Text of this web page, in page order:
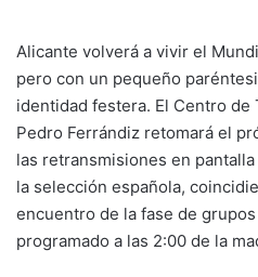
y
Li
n
k
l
e
b
o
o
k
s
A
p
p
a
m
Alicante volverá a vivir el
pero con un pequeño
identidad festera. El Centro
Pedro Ferrándiz retomará el
las retransmisiones en
la selección española,
encuentro de la fase de
programado a las 2:00 de la